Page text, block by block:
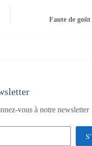
Faute de
vous à notre newsletter